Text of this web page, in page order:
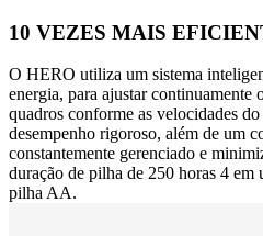
10 VEZES MAIS
O HERO utiliza um sistema
energia, para ajustar continuamente
quadros conforme as velocidades
desempenho rigoroso, além de um
constantemente gerenciado e
duração de pilha de 250 horas 4 em
pilha AA.